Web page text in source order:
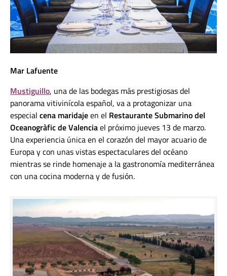
Mar Lafuente
Mustiguillo, una de las bodegas más prestigiosas del
panorama vitivinícola español, va a protagonizar una
especial cena maridajeen el Restaurante Submarino del
Oceanogràfic de Valenciael próximo jueves 13 de marzo.
Una experiencia única en el corazón del mayor acuario de
Europa y con unas vistas espectaculares del océano
mientras se rinde homenaje a la gastronomía mediterránea
con una cocina moderna y de fusión.